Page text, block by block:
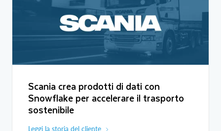
Scania crea prodotti di dati con
Snowflake per accelerare il trasporto
sostenibile
Leggi la storia del cliente